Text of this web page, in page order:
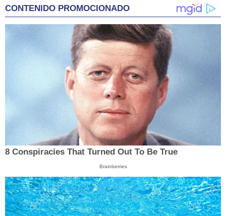
CONTENIDO PROMOCIONADO
8 Conspiracies That Turned Out To Be True
Brainberries